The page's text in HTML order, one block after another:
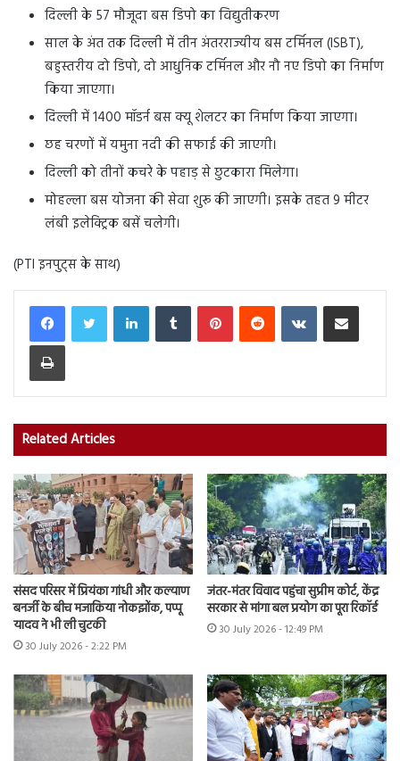
दिल्ली के 57 मौजूदा बस डिपो का विद्युतीकरण
साल के अंत तक दिल्ली में तीन अंतरराज्यीय बस टर्मिनल (ISBT),
बहुस्तरीय दो डिपो, दो आधुनिक टर्मिनल और नौ नए डिपो का निर्माण
किया जाएगा।
दिल्ली में 1400 मॉडर्न बस क्यू शेलटर का निर्माण किया जाएगा।
छह चरणों में यमुना नदी की सफाई की जाएगी।
दिल्ली को तीनों कचरे के पहाड़ से छुटकारा मिलेगा।
मोहल्ला बस योजना की सेवा शुरू की जाएगी। इसके तहत 9 मीटर
लंबी इलेक्ट्रिक बसें चलेगी।
(PTI इनपुट्स के साथ)
LinkedInTumblr PinterestReddit VKontakteShare via Email
Print
Related Articles
संसद परिसर में प्रियंका गांधी और कल्याण
बनर्जी के बीच मजाकिया नोकझोंक, पप्पू
यादव ने भी ली चुटकी
30 July 2026 - 2:22 PM
जंतर-मंतर विवाद पहुंचा सुप्रीम कोर्ट, केंद्र
सरकार से मांगा बल प्रयोग का पूरा रिकॉर्ड
30 July 2026 - 12:49 PM